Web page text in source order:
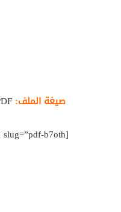
صيغة الملف:
[hf_form slug=”pdf-b7oth”]